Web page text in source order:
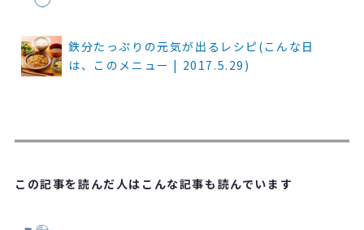
鉄分たっぷりの元気が出るレシピ(こんな日
は、このメニュー | 2017.5.29)
この記事を読んだ人はこんな記事も読んでいます